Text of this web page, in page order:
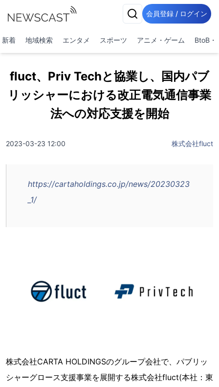
会員登録 / ログイン
新着 地域検索 エンタメ スポーツ アニメ・ゲーム BtoB・
fluct、Priv Techと協業し、国内パブ
リッシャーにおける改正電気通信事業
法への対応支援を開始
2023-03-23 12:00 株式会社fluct
https://cartaholdings.co.jp/news/20230323
_1/
株式会社CARTA HOLDINGSのグループ会社で、パブリッ
シャーグロース支援事業を展開する株式会社fluct(本社：東